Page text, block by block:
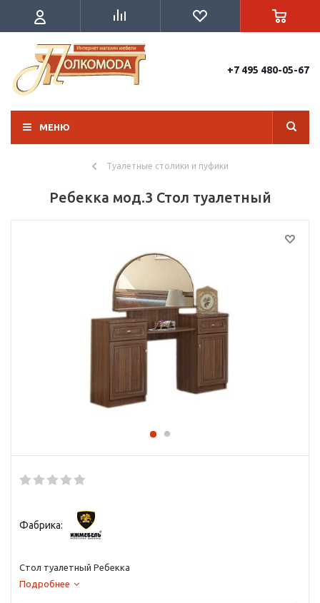
+7 495 480-05-67
МЕНЮ
Туалетные столики и пуфики
Ребекка мод.3 Стол туалетный
Фабрика:
Стол туалетный Ребекка
Подробнее